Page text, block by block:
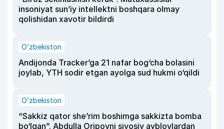
insoniyat sun’iy intellektni boshqara olmay
qolishidan xavotir bildirdi
O‘zbekiston
Andijonda Tracker’ga 21 nafar bog‘cha bolasini
joylab, YTH sodir etgan ayolga sud hukmi o‘qildi
O‘zbekiston
“Sakkiz qator she’rim boshimga sakkizta bomba
bo‘lgan”. Abdulla Oripovni siyosiy ayblovlardan